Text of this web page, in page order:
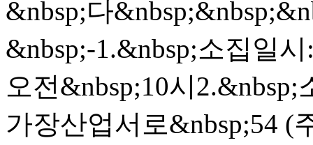
&nbsp;다
&nbsp;-1.&nbsp;소집일
오전&nbsp;10시
가장산업서로&nbsp;54 (